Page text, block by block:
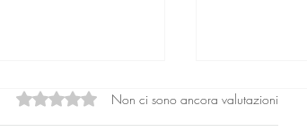
Valutazione 0 stelle su 5.Non ci sono ancora valutazioni